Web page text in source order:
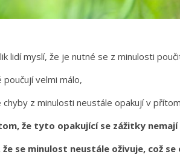
lidí myslí, že je nutné se z minulosti
poučují velmi málo,
z minulosti neustále opakují v
že tyto opakující se zážitky
že se minulost neustále oživuje, což